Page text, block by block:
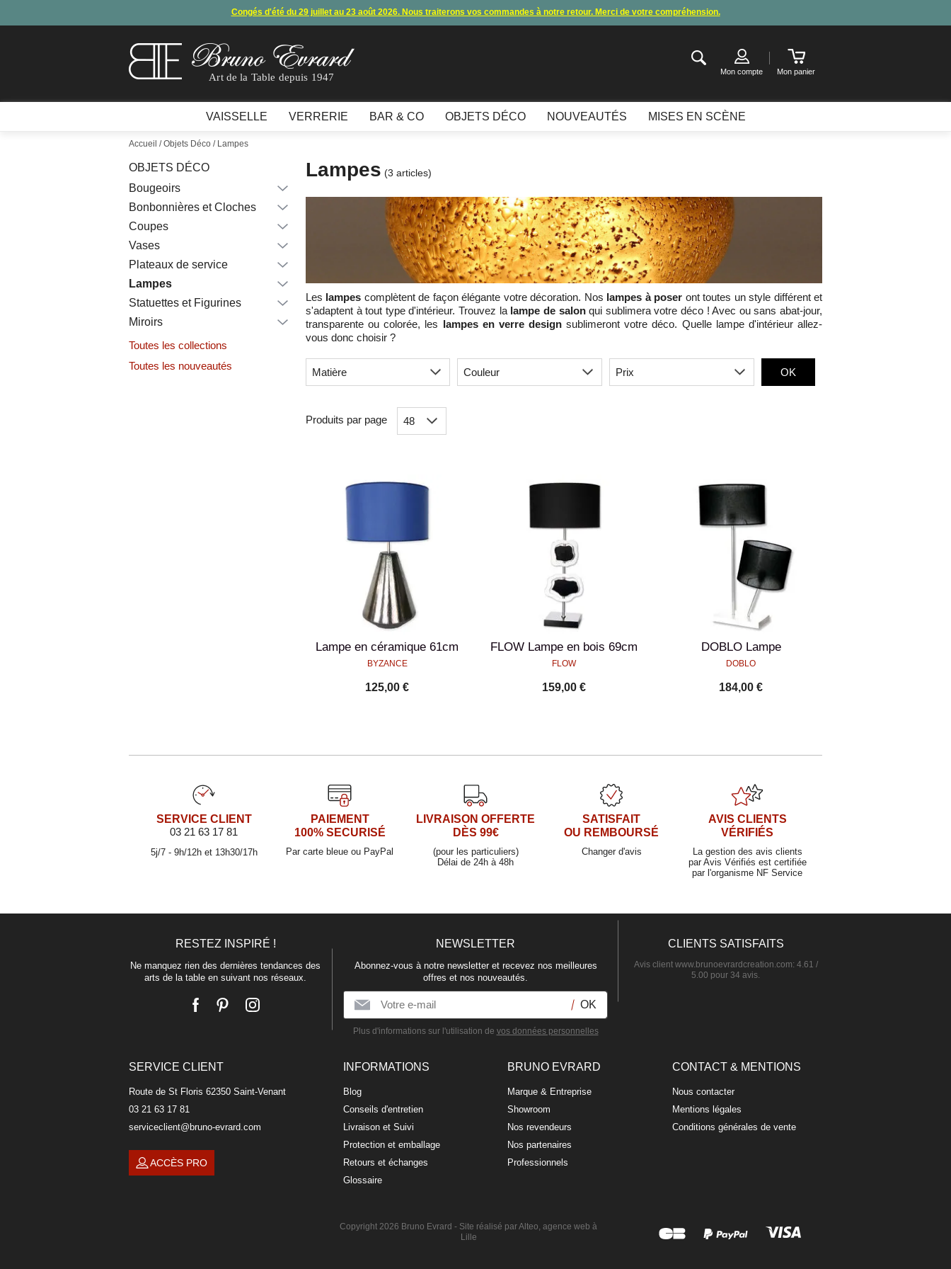
Congés d'été du 29 juillet au 23 août 2026. Nous traiterons vos commandes à notre retour. Merci de votre compréhension.
En raison d'un souci technique, le mode de règlement par carte bancaire et paypal ne fonctionnent plus , merci de nous contacter ou attendre notre appel pour les consignes.
Art de la Table depuis 1947 Mon compte Mon panier
VAISSELLE VERRERIE BAR & CO OBJETS DÉCO NOUVEAUTÉS MISES EN SCÈNE
Accueil /Objets Déco / Lampes
OBJETS DÉCO
Bougeoirs
Bonbonnières et Cloches
Coupes
Vases
Plateaux de service
Lampes
Statuettes et Figurines
Miroirs
Toutes les collections
Toutes les nouveautés
Lampes (3 articles)
Les lampes complètent de façon élégante votre décoration. Nos lampes à poser ont toutes un style différent et
s'adaptent à tout type d'intérieur. Trouvez la lampe de salonqui sublimera votre déco ! Avec ou sans abat-jour,
transparente ou colorée, les lampes en verre design sublimeront votre déco. Quelle lampe d'intérieur allez-
vous donc choisir ?
OK
Produits par page
Lampe en céramique 61cm
BYZANCE
125,00 €
FLOW Lampe en bois 69cm
FLOW
159,00 €
DOBLO Lampe
DOBLO
184,00 €
SERVICE CLIENT
03 21 63 17 81
5j/7 - 9h/12h et 13h30/17h
PAIEMENT
100% SECURISÉ
Par carte bleue ou PayPal
LIVRAISON OFFERTE
DÈS 99€
(pour les particuliers)
Délai de 24h à 48h
SATISFAIT
OU REMBOURSÉ
Changer d'avis
AVIS CLIENTS
VÉRIFIÉS
La gestion des avis clients
par Avis Vérifiés est certifiée
par l'organisme NF Service
RESTEZ INSPIRÉ !
Ne manquez rien des dernières tendances des
arts de la table en suivant nos réseaux.
NEWSLETTER
Abonnez-vous à notre newsletter et recevez nos meilleures
offres et nos nouveautés.
Plus d'informations sur l'utilisation de vos données personnelles
CLIENTS SATISFAITS
Avis client www.brunoevrardcreation.com: 4.61 /
5.00 pour 34 avis.
SERVICE CLIENT
Route de St Floris 62350 Saint-Venant
03 21 63 17 81
serviceclient@bruno-evrard.com
ACCÈS PRO
INFORMATIONS
Blog
Conseils d'entretien
Livraison et Suivi
Protection et emballage
Retours et échanges
Glossaire
BRUNO EVRARD
Marque & Entreprise
Showroom
Nos revendeurs
Nos partenaires
Professionnels
CONTACT & MENTIONS
Nous contacter
Mentions légales
Conditions générales de vente
Copyright 2026 Bruno Evrard - Site réalisé par Alteo, agence web à
Lille